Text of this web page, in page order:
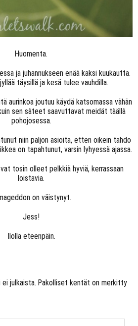
Huomenta.
ja juhannukseen enää kaksi kuukautta.
täysillä ja kesä tulee vauhdilla.
aurinkoa joutuu käydä katsomassa vähän
sen säteet saavuttavat meidät täällä
pohojosessa.
niin paljon asioita, etten oikein tahdo
on tapahtunut, varsin lyhyessä ajassa.
tosin olleet pelkkiä hyviä, kerrassaan
loistavia.
on väistynyt.
Jess!
Ilolla eteenpäin.
julkaista. Pakolliset kentät on merkitty